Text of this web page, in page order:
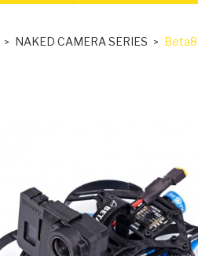
NAKED CAMERA SERIES